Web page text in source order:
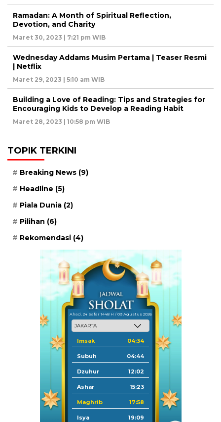
Ramadan: A Month of Spiritual Reflection,
Devotion, and Charity
Maret 30, 2023 | 7:21 pm WIB
Wednesday Addams Musim Pertama | Teaser Resmi
| Netflix
Maret 29, 2023 | 5:10 am WIB
Building a Love of Reading: Tips and Strategies for
Encouraging Kids to Develop a Reading Habit
Maret 28, 2023 | 10:58 pm WIB
TOPIK TERKINI
Breaking News (9)
Headline (5)
Piala Dunia (2)
Pilihan (6)
Rekomendasi (4)
Ahad, 24 Safar 1448 H / 09 Agustus 2026
Imsak 04:34
Subuh 04:44
Dzuhur 12:02
Ashar 15:23
Maghrib 17:58
Isya 19:09